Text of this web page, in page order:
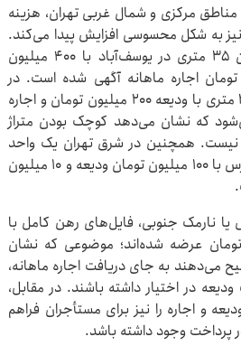
مرکزی و شمال غربی تهران، هزینه
به شکل محسوسی افزایش پیدا می‌کند.
به عنوان مثال، یک آپارتمان ۳۵ متری در یوسف‌آباد با ۴۰۰ میلیون
و ۲۶ میلیون تومان اجاره ماهانه آگهی شده است. در
شهرک غرب نیز فایل‌های ۳۰ متری با ودیعه ۲۰۰ میلیون تومان و اجاره
می‌شود که نشان می‌دهد کوچک بودن متراژ
نیست. همچنین در شرق تهران یک واحد
۳۵ متری زیرزمین در تهرانپارس با ۱۰۰ میلیون تومان ودیعه و ۱۰ میلیون
نارمک جنوبی، فایل‌های رهن کامل با
۶۰۰ میلیون تومان عرضه شده‌اند؛ موضوعی که نشان
می‌دهند به جای دریافت اجاره ماهانه،
در اختیار داشته باشند. در مقابل،
و اجاره را نیز برای مستأجران فراهم
پرداخت وجود داشته باشد.